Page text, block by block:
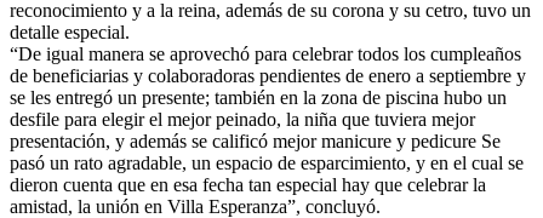
reconocimiento y a la reina, además de su corona y su cetro, tuvo un
detalle especial.
“De igual manera se aprovechó para celebrar todos los cumpleaños
de beneficiarias y colaboradoras pendientes de enero a septiembre y
se les entregó un presente; también en la zona de piscina hubo un
desfile para elegir el mejor peinado, la niña que tuviera mejor
presentación, y además se calificó mejor manicure y pedicure Se
pasó un rato agradable, un espacio de esparcimiento, y en el cual se
dieron cuenta que en esa fecha tan especial hay que celebrar la
amistad, la unión en Villa Esperanza”, concluyó.